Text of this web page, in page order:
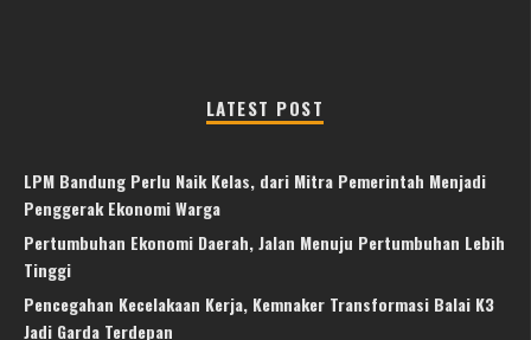
LATEST POST
LPM Bandung Perlu Naik Kelas, dari Mitra Pemerintah Menjadi
Penggerak Ekonomi Warga
Pertumbuhan Ekonomi Daerah, Jalan Menuju Pertumbuhan Lebih
Tinggi
Pencegahan Kecelakaan Kerja, Kemnaker Transformasi Balai K3
Jadi Garda Terdepan